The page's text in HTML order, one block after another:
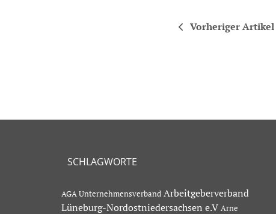
Vorheriger Artikel
SCHLAGWORTE
AGA Unternehmensverband Arbeitgeberverband
Lüneburg-Nordostniedersachsen e.V Arne